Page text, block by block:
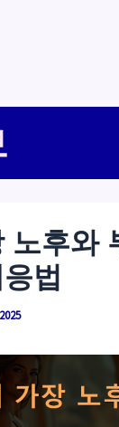
노후와
법